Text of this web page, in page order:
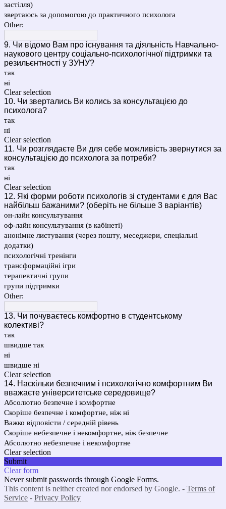
застілля)
звертаюсь за допомогою до практичного психолога
Other:
9. Чи відомо Вам про існування та діяльність Навчально-
наукового центру соціально-психологічної підтримки та
резильєнтності у ЗУНУ?
так
ні
Clear selection
10. Чи звертались Ви колись за консультацією до
психолога?
так
ні
Clear selection
11. Чи розглядаєте Ви для себе можливість звернутися за
консультацією до психолога за потреби?
так
ні
Clear selection
12. Які форми роботи психологів зі студентами є для Вас
найбільш бажаними? (оберіть не більше 3 варіантів)
он-лайн консультування
оф-лайн консультування (в кабінеті)
анонімне листування (через пошту, меседжери, спеціальні
додатки)
психологічні тренінги
трансформаційні ігри
терапевтичні групи
групи підтримки
Other:
13. Чи почуваєтесь комфортно в студентському
колективі?
так
швидше так
ні
швидше ні
Clear selection
14. Наскільки безпечним і психологічно комфортним Ви
вважаєте університетське середовище?
Абсолютно безпечне і комфортне
Скоріше безпечне і комфортне, ніж ні
Важко відповісти / середній рівень
Скоріше небезпечне і некомфортне, ніж безпечне
Абсолютно небезпечне і некомфортне
Clear selection
Submit
Clear form
Never submit passwords through Google Forms.
This content is neither created nor endorsed by Google. - Terms of
Service - Privacy Policy